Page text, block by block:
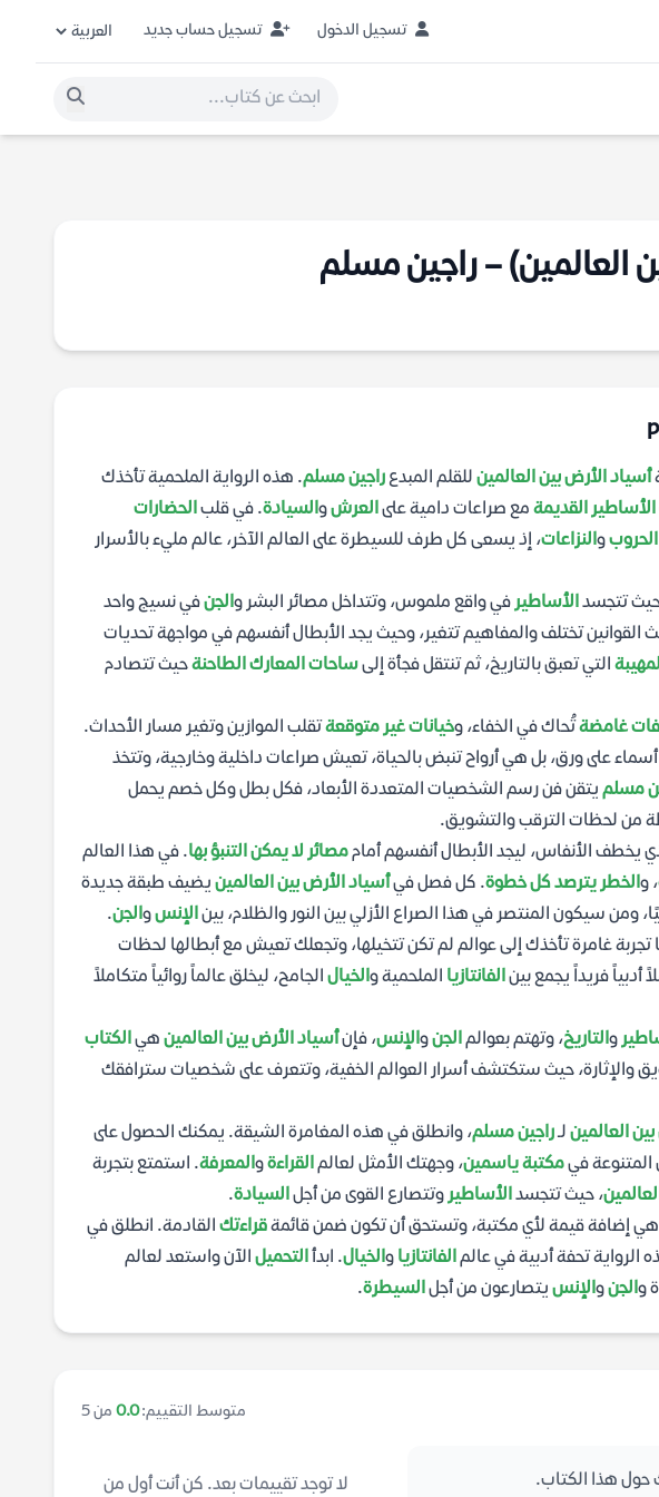
تسجيل الدخول تسجيل حساب جديد
العالمين) – راجين مسلم
أسياد الأرض بين العالمين للقلم المبدع راجين مسلم. هذه الرواية الملحمية تأخذك
الأساطير القديمة مع صراعات دامية علىالعرشوالسيادة. في قلبالحضارات
الحروبوالنزاعات، إذ يسعى كل طرف للسيطرة على العالم الآخر، عالم مليء بالأسرار
حيث تتجسدالأساطيرفي واقع ملموس، وتتداخل مصائر البشر والجنفي نسيج واحد
القوانين تختلف والمفاهيم تتغير، وحيث يجد الأبطال أنفسهم في مواجهة تحديات
التي تعبق بالتاريخ، ثم تنتقل فجأة إلىساحات المعارك الطاحنةحيث تتصادم
غامضةتُحاك في الخفاء، وخيانات غير متوقعةتقلب الموازين وتغير مسار الأحداث.
على ورق، بل هي أرواح تنبض بالحياة، تعيش صراعات داخلية وخارجية، وتتخذ
مسلم يتقن فن رسم الشخصيات المتعددة الأبعاد، فكل بطل وكل خصم يحمل
من لحظات الترقب والتشويق.
يخطف الأنفاس، ليجد الأبطال أنفسهم أماممصائر لا يمكن التنبؤ بها. في هذا العالم
، والخطر يترصد كل خطوة. كل فصل فيأسياد الأرض بين العالمين يضيف طبقة جديدة
سيكون المنتصر في هذا الصراع الأزلي بين النور والظلام، بينالإنسوالجن.
تجربة غامرة تأخذك إلى عوالم لم تكن تتخيلها، وتجعلك تعيش مع أبطالها لحظات
أدبياً فريداً يجمع بينالفانتازيا الملحمية والخيال الجامح، ليخلق عالماً روائياً متكاملاً
والتاريخ، وتهتم بعوالمالجنوالإنس، فإنأسياد الأرض بين العالمين هيالكتاب
والإثارة، حيث ستكتشف أسرار العوالم الخفية، وتتعرف على شخصيات سترافقك
العالمين لـراجين مسلم، وانطلق في هذه المغامرة الشيقة. يمكنك الحصول على
المتنوعة فيمكتبة ياسمين، وجهتك الأمثل لعالمالقراءةوالمعرفة. استمتع بتجربة
، حيث تتجسدالأساطيروتتصارع القوى من أجلالسيادة.
هي إضافة قيمة لأي مكتبة، وتستحق أن تكون ضمن قائمةقراءتك القادمة. انطلق في
تحفة أدبية في عالمالفانتازيا والخيال. ابدأالتحميل الآن واستعد لعالم
والجنوالإنس يتصارعون من أجلالسيطرة.
متوسط التقييم:0.0 من 5
حول هذا الكتاب.
لا توجد تقييمات بعد. كن أنت أول من